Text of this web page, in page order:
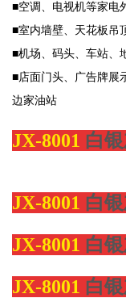
■空调、电视机等家电
■室内墙壁、天花板吊
■机场、码头、车站、
■店面门头、广告牌展
边家油站
JX-8001 白
JX-8001 白
JX-8001 白
JX-8001 白